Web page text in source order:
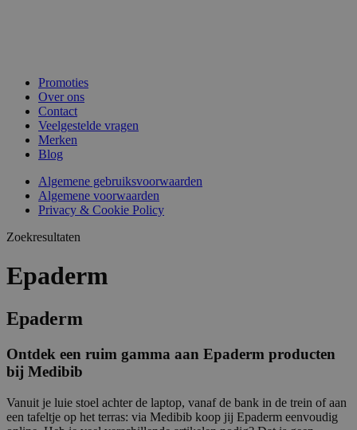
Promoties
Over ons
Contact
Veelgestelde vragen
Merken
Blog
Algemene gebruiksvoorwaarden
Algemene voorwaarden
Privacy & Cookie Policy
Zoekresultaten
Epaderm
Epaderm
Ontdek een ruim gamma aan Epaderm producten
bij Medibib
Vanuit je luie stoel achter de laptop, vanaf de bank in de trein of aan
een tafeltje op het terras: via Medibib koop jij Epaderm eenvoudig